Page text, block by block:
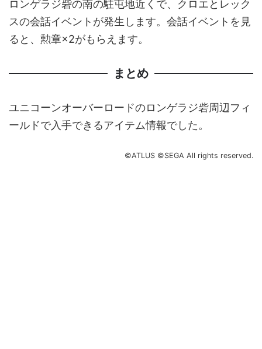
ロンゲラジ砦の南の駐屯地近くで、クロエとレック
スの会話イベントが発生します。会話イベントを見
ると、勲章×2がもらえます。
まとめ
ユニコーンオーバーロードのロンゲラジ砦周辺フィ
ールドで入手できるアイテム情報でした。
©ATLUS ©SEGA All rights reserved.